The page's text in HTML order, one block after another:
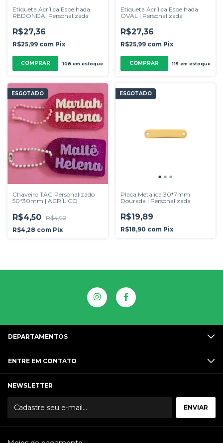
Etiqueta Acrílica Espelhada
REDONDA| Personalizada
R$27,36
R$25,99 com Pix
COMPRAR 108 em estoque
Etiqueta Acrílica Espelhada
OVAL | Personalizada
R$27,36
R$25,99 com Pix
COMPRAR 115 em estoque
ESGOTADO
Chaveiro TAG Personalizado
50*30mm | ACRÍLICO
R$4,50 R$4,92
R$4,28 com Pix
ESGOTADO
Placa Metálica 30*7mm
Dourada | Personalizada
R$19,89
R$18,90 com Pix
DEPARTAMENTOS
ENTRE EM CONTATO
NEWSLETTER